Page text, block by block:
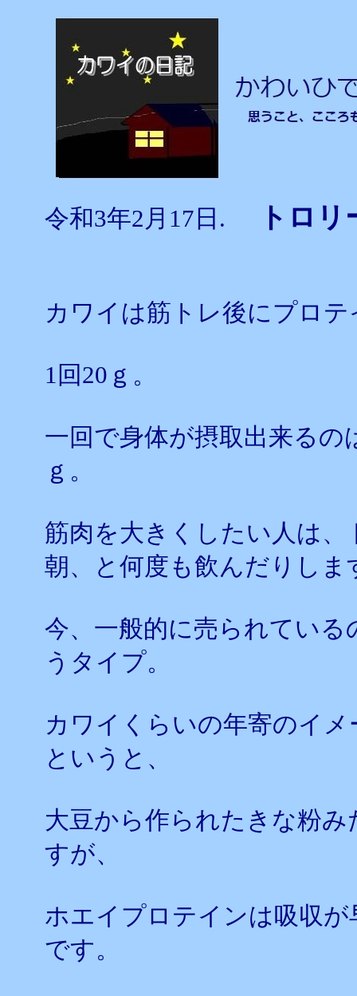
令和3年2月17日. トロ
カワイは筋トレ後にプロ
1回20ｇ。
一回で身体が摂取出来るの
ｇ。
筋肉を大きくしたい人は
朝、と何度も飲んだりしま
今、一般的に売られてい
うタイプ。
カワイくらいの年寄のイ
というと、
大豆から作られたきな粉
すが、
ホエイプロテインは吸収
です。